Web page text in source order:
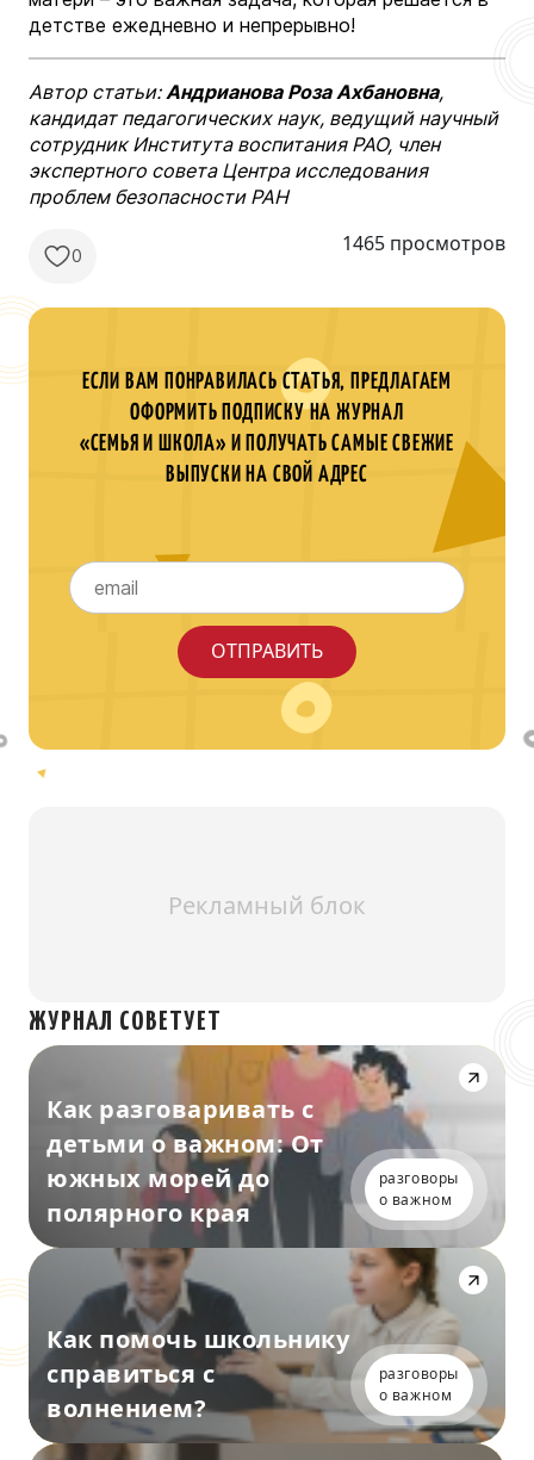
детстве ежедневно и непрерывно!
Автор статьи:Андрианова Роза Ахбановна,
кандидат педагогических наук, ведущий научный
сотрудникИнститута воспитания РАО, член
экспертного совета Центра исследования
проблем безопасности РАН
0 1465 просмотров
ЕСЛИ ВАМ ПОНРАВИЛАСЬ СТАТЬЯ, ПРЕДЛАГАЕМ
ОФОРМИТЬ ПОДПИСКУ НА ЖУРНАЛ
«СЕМЬЯ И ШКОЛА» И ПОЛУЧАТЬ САМЫЕ СВЕЖИЕ
ВЫПУСКИ НА СВОЙ АДРЕС
Рекламный блок
ЖУРНАЛ СОВЕТУЕТ
Как разговаривать с
детьми о важном: От
южных морей до
полярного края
разговоры
о важном
Как помочь школьнику
справиться с
волнением?
разговоры
о важном